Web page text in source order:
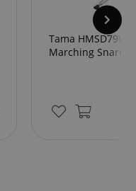
Tama
Marching Snare